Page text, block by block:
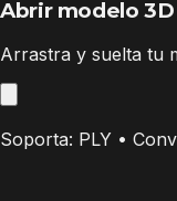
Abrir modelo 3D
Arrastra y suelta tu
Soporta: PLY •